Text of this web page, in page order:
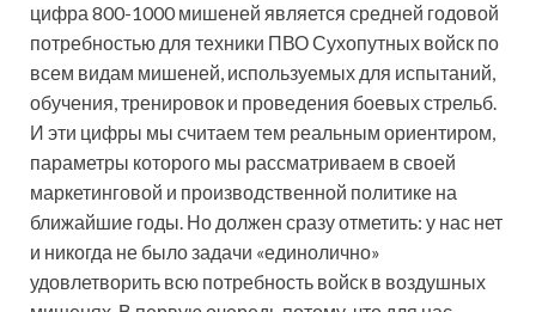
цифра 800-1000 мишеней является средней годовой
потребностью для техники ПВО Сухопутных войск по
всем видам мишеней, используемых для испытаний,
обучения, тренировок и проведения боевых стрельб.
И эти цифры мы считаем тем реальным ориентиром,
параметры которого мы рассматриваем в своей
маркетинговой и производственной политике на
ближайшие годы. Но должен сразу отметить: у нас нет
и никогда не было задачи «единолично»
удовлетворить всю потребность войск в воздушных